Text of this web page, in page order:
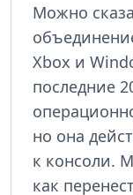
Можно
Xbox и
последние
но она
к консоли.
как